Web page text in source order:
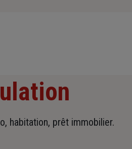
habitation, prêt immobilier.